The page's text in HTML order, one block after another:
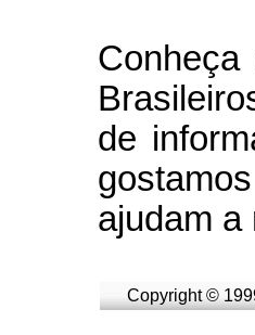
Conheça
de
g
ajudam a
Copyright ©